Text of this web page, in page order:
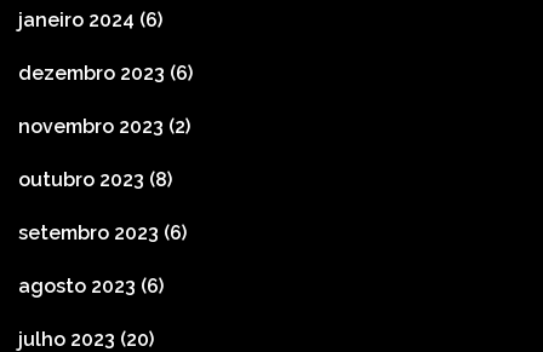
janeiro 2024 (6)
dezembro 2023 (6)
novembro 2023 (2)
outubro 2023 (8)
setembro 2023 (6)
agosto 2023 (6)
julho 2023 (20)